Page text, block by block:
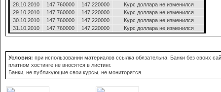
28.10.2010
147.760000 147.220000
Курс доллара не изменился
29.10.2010
147.760000 147.220000
Курс доллара не изменился
30.10.2010
147.760000 147.220000
Курс доллара не изменился
31.10.2010
147.760000 147.220000 Курс доллара не изменился
Условия: при использовании материалов ссылка обязательна. Банки без своих
платном хостинге не вносятся в листинг.
Банки, не публикующие свои курсы, не мониторятся.